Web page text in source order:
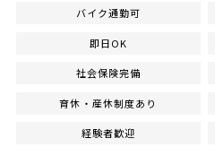
バイク通勤可
即日OK
社会保険完備
育休・産休制度あり
経験者歓迎